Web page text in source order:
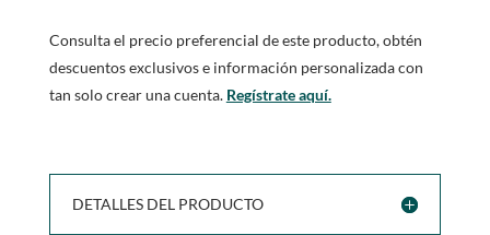
Consulta el precio preferencial de este producto, obtén
descuentos exclusivos e información personalizada con
tan solo crear una cuenta. Regístrate aquí.
DETALLES DEL PRODUCTO